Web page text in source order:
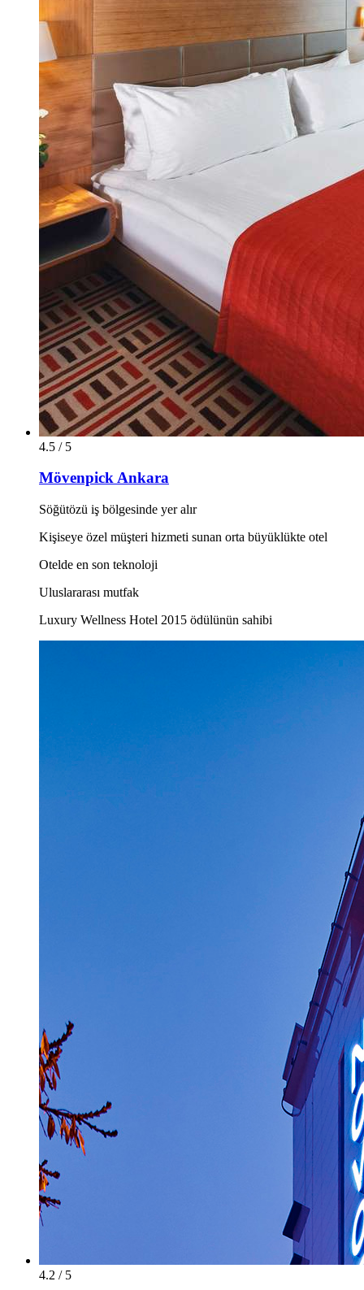
4.5 / 5
Mövenpick Ankara
Söğütözü iş bölgesinde yer alır
Kişiseye özel müşteri hizmeti sunan orta büyüklükte otel
Otelde en son teknoloji
Uluslararası mutfak
Luxury Wellness Hotel 2015 ödülünün sahibi
4.2 / 5